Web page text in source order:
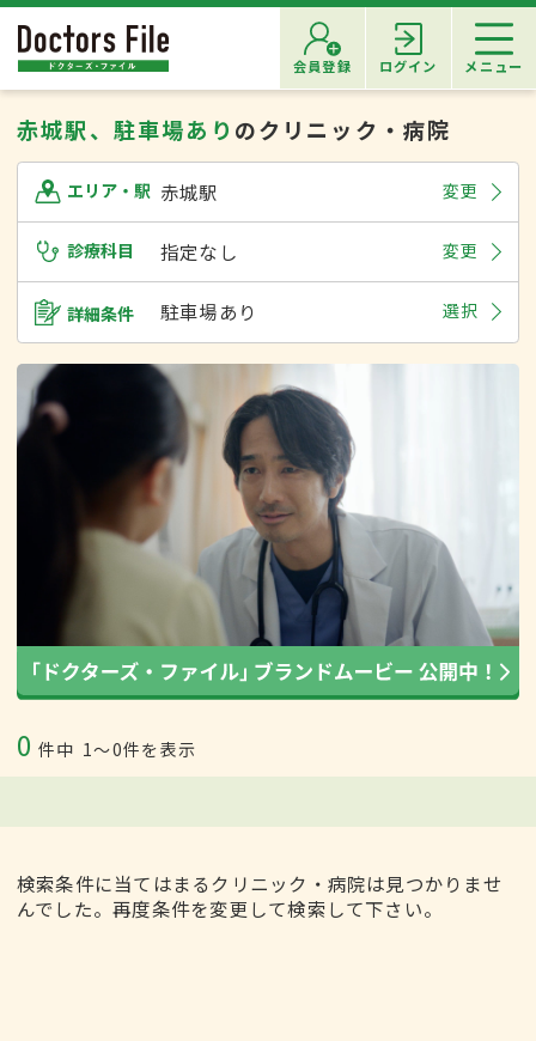
会員登録 ログイン メニュー
赤城駅、駐車場あり のクリニック・病院
エリア・駅 赤城駅 変更
診療科目 指定なし 変更
詳細条件 駐車場あり 選択
0 件中 1〜0件を表示
検索条件に当てはまるクリニック・病院は見つかりませ
んでした。再度条件を変更して検索して下さい。